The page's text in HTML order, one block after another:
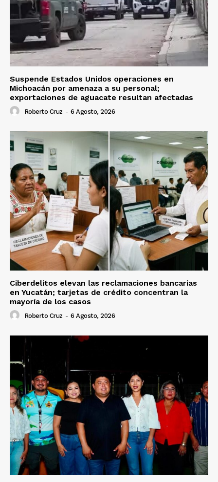
Suspende Estados Unidos operaciones en
Michoacán por amenaza a su personal;
exportaciones de aguacate resultan afectadas
Roberto Cruz - 6 Agosto, 2026
Ciberdelitos elevan las reclamaciones bancarias
en Yucatán; tarjetas de crédito concentran la
mayoría de los casos
Roberto Cruz - 6 Agosto, 2026